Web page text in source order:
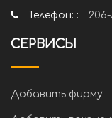
Телефон: :
СЕРВИСЫ
Добавить фирму